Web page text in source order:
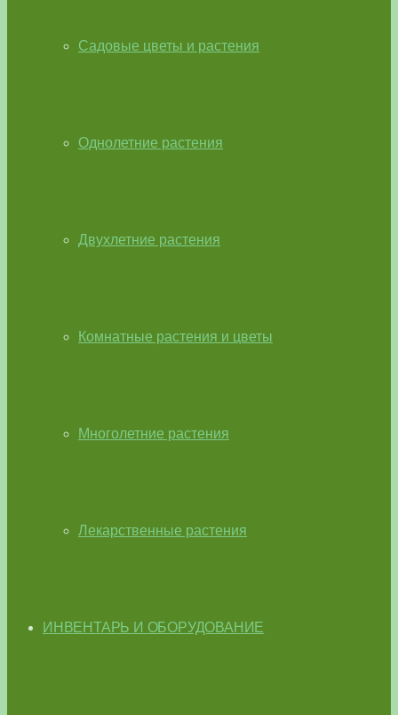
Садовые цветы и растения
Однолетние растения
Двухлетние растения
Комнатные растения и цветы
Многолетние растения
Лекарственные растения
ИНВЕНТАРЬ И ОБОРУДОВАНИЕ